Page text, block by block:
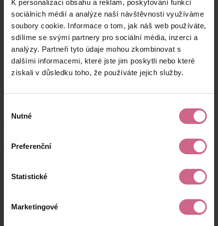
K personalizaci obsahu a reklam, poskytování funkcí
sociálních médií a analýze naší návštěvnosti využíváme
soubory cookie. Informace o tom, jak náš web používáte,
sdílíme se svými partnery pro sociální média, inzerci a
analýzy. Partneři tyto údaje mohou zkombinovat s
dalšími informacemi, které jste jim poskytli nebo které
získali v důsledku toho, že používáte jejich služby.
souhlasu
Nutné
Preferenční
Statistické
Marketingové
J****
Š****
26. 8. 2024
21:21:23
B****
V****
50 000 Kč
26. 8. 2024
21:16:38
159 499 Kč
J****
F****
500 Kč
26. 8. 2024
21:15:00
1 594 Kč
keyboard_arrow_left keyboard_arrow_right